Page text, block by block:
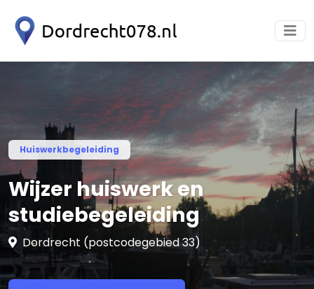
Huiswerkbegeleiding
Wijzer huiswerk en
studiebegeleiding
Dordrecht (postcodegebied 33)